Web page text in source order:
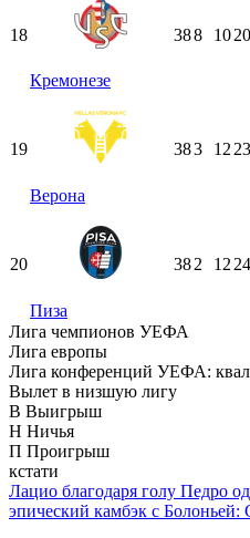
18
Кремонезе
388 1020
19
Верона
383 12 23
20
Пиза
382 12 24
Лига чемпионов УЕФА
Лига европы
Лига конференций УЕФА:
Вылет в низшую лигу
В Выигрыш
Н Ничья
П Проигрыш
кстати
Лацио благодаря голу Педро
эпический камбэк с Болоньей: